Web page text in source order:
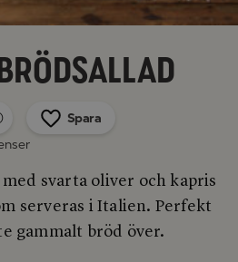
Spara
svarta oliver och kapris
serveras i Italien. Perfekt
gammalt bröd över.